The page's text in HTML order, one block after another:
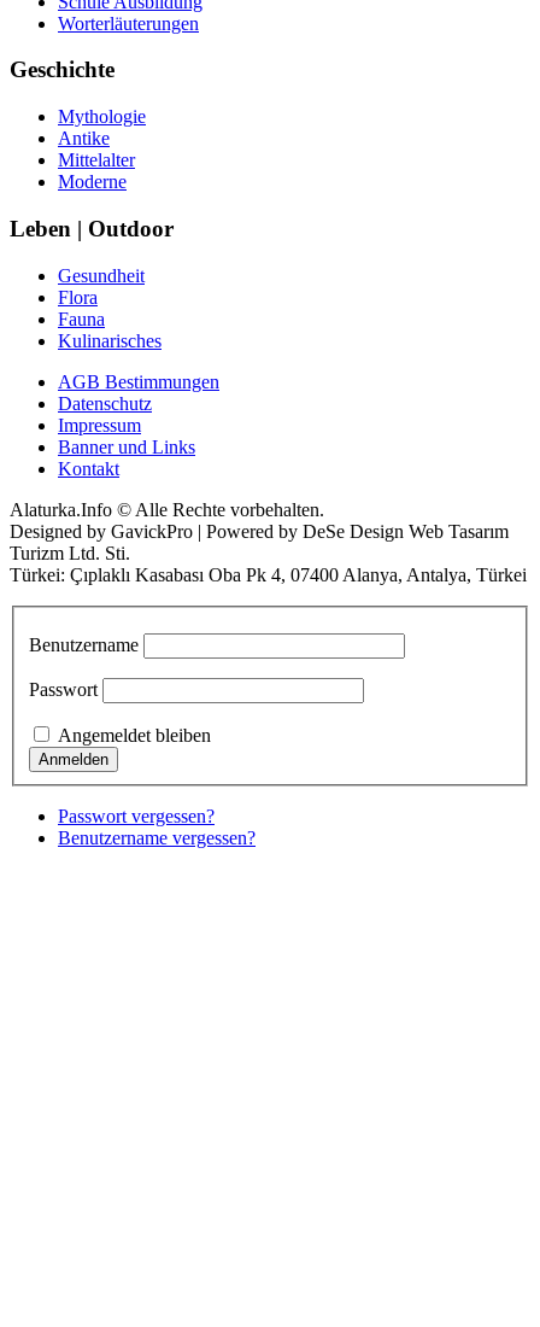
Worterläuterungen
Geschichte
Mythologie
Antike
Mittelalter
Moderne
Leben | Outdoor
Gesundheit
Flora
Fauna
Kulinarisches
AGB Bestimmungen
Datenschutz
Impressum
Banner und Links
Kontakt
Alaturka.Info © Alle Rechte vorbehalten.
Designed by GavickPro | Powered by DeSe Design Web Tasarım
Turizm Ltd. Sti.
Türkei: Çıplaklı Kasabası Oba Pk 4, 07400 Alanya, Antalya, Türkei
Benutzername
Passwort
Angemeldet bleiben
Passwort vergessen?
Benutzername vergessen?